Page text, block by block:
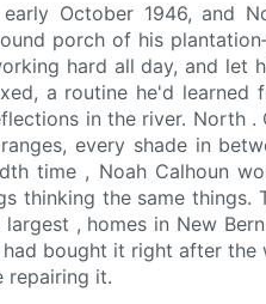
October 1946, and
porch of his
hard all day, and let
a routine he'd
in the river. North .
every shade in
time , Noah Calhoun
thinking the same
largest , homes in New
had bought it right after the
repairing it.